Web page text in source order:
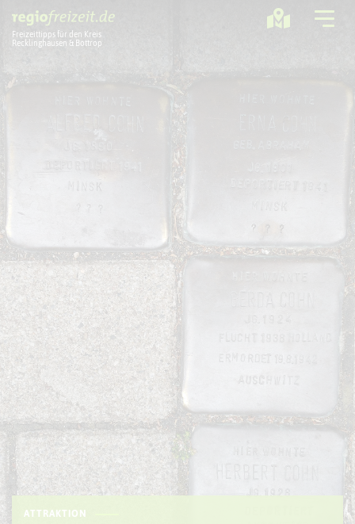
Freizeittipps für den Kreis
Recklinghausen & Bottrop
Ausflugstipps
Sport + Bewegung
Aktuelles
Freizeitregion
ATTRAKTION